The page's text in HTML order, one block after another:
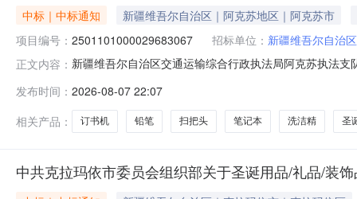
中标｜中标通知
新疆维吾尔自治区｜阿克苏地区｜阿克苏市
项目编号： 2501101000029683067 招标单位： 新疆维吾尔自治
正文内容： 新疆维吾尔自治区交通运输综合行政执法局阿克苏执法
项目联系人:温宿执法大队项目联系电话:/采购计划文号:
发布时间： 2026-08-07 22:07
相关产品：
订书机 铅笔 扫把头 笔记本 洗洁精 圣
中共克拉玛依市委员会组织部关于圣诞用品/礼品/装